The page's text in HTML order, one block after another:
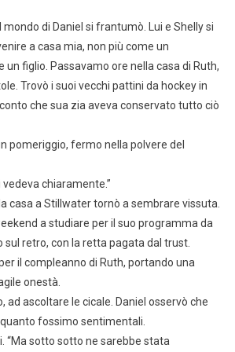
mondo di Daniel si frantumò. Lui e Shelly si
a casa mia, non più come un
un figlio. Passavamo ore nella casa di Ruth,
Trovò i suoi vecchi pattini da hockey in
che sua zia aveva conservato tutto ciò
pomeriggio, fermo nella polvere del
vedeva chiaramente.”
la casa a Stillwater tornò a sembrare vissuta.
a studiare per il suo programma da
retro, con la retta pagata dal trust.
il compleanno di Ruth, portando una
onestà.
ad ascoltare le cicale. Daniel osservò che
fossimo sentimentali.
“Ma sotto sotto ne sarebbe stata